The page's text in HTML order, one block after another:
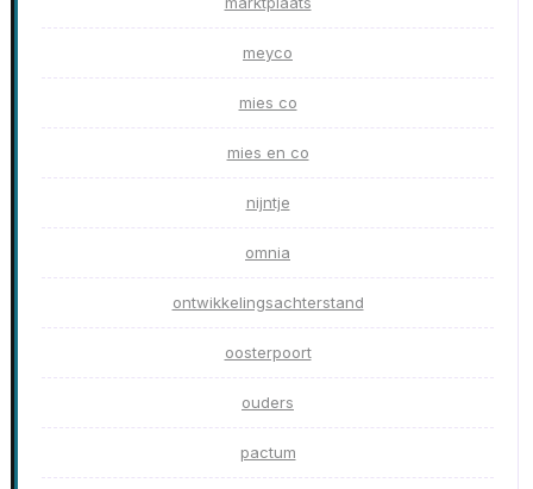
meyco
mies co
mies en co
nijntje
omnia
ontwikkelingsachterstand
oosterpoort
ouders
pactum